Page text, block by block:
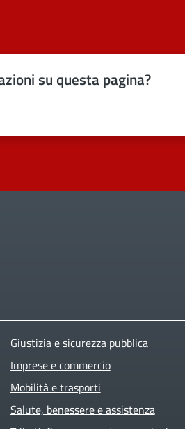
su questa pagina?
Giustizia e sicurezza pubblica
Imprese e commercio
Mobilità e trasporti
Salute, benessere e assistenza